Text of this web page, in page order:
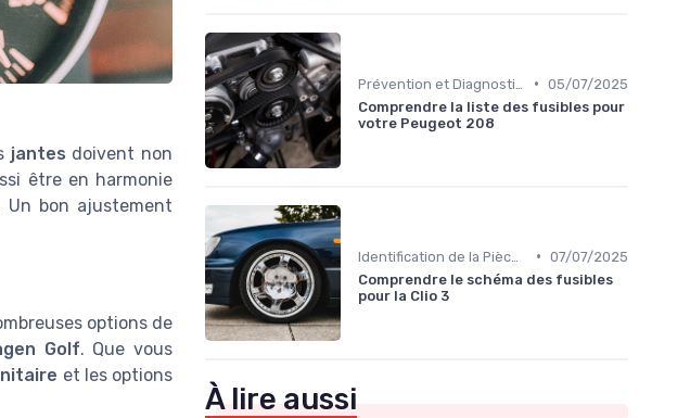
jantes doivent non
être en harmonie
Un bon ajustement
options de
Golf. Que vous
et les options
• 05/07/2025
Comprendre la liste des fusibles pour
votre Peugeot 208
• 07/07/2025
Comprendre le schéma des fusibles
pour la Clio 3
À lire aussi